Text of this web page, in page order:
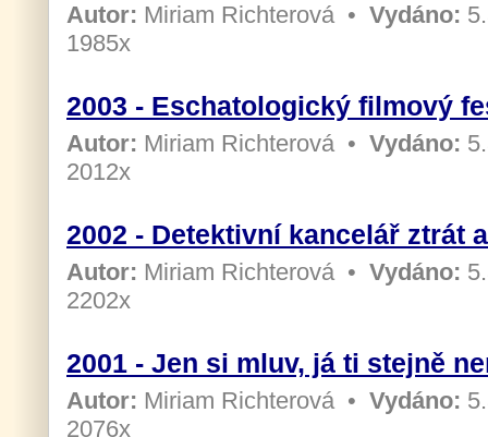
Autor: Miriam Richterová• Vydáno:
1985x
2003 - Eschatologický filmový
Autor: Miriam Richterová• Vydáno:
2012x
2002 - Detektivní kancelář ztrát
Autor: Miriam Richterová• Vydáno:
2202x
2001 - Jen si mluv, já ti stejně
Autor: Miriam Richterová• Vydáno:
2076x